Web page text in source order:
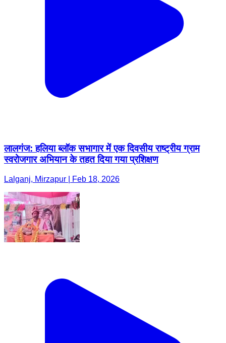
लालगंज: हलिया ब्लॉक सभागार में एक दिवसीय राष्ट्रीय ग्राम
स्वरोजगार अभियान के तहत दिया गया प्रशिक्षण
Lalganj, Mirzapur | Feb 18, 2026